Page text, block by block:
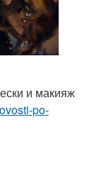
и макияж
po-